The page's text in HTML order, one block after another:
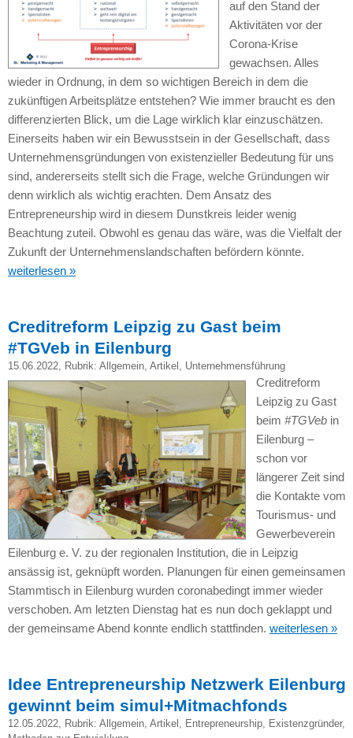
auf den Stand der
Aktivitäten vor der
Corona-Krise
gewachsen. Alles
wieder in Ordnung, in dem so wichtigen Bereich in dem die
zukünftigen Arbeitsplätze entstehen? Wie immer braucht es den
differenzierten Blick, um die Lage wirklich klar einzuschätzen.
Einerseits haben wir ein Bewusstsein in der Gesellschaft, dass
Unternehmensgründungen von existenzieller Bedeutung für uns
sind, andererseits stellt sich die Frage, welche Gründungen wir
denn wirklich als wichtig erachten. Dem Ansatz des
Entrepreneurship wird in diesem Dunstkreis leider wenig
Beachtung zuteil. Obwohl es genau das wäre, was die Vielfalt der
Zukunft der Unternehmenslandschaften befördern könnte.
weiterlesen »
Creditreform Leipzig zu Gast beim
#TGVeb in Eilenburg
15.06.2022, Rubrik: Allgemein, Artikel Unternehmensführung
Creditreform
Leipzig zu Gast
beim #TGVebin
Eilenburg –
schon vor
längerer Zeit sind
die Kontakte vom
Tourismus- und
Gewerbeverein
Eilenburg e. V. zu der regionalen Institution, die in Leipzig
ansässig ist, geknüpft worden. Planungen für einen gemeinsamen
Stammtisch in Eilenburg wurden coronabedingt immer wieder
verschoben. Am letzten Dienstag hat es nun doch geklappt und
der gemeinsame Abend konnte endlich stattfinden. weiterlesen »
Idee Entrepreneurship Netzwerk Eilenburg
gewinnt beim simul+Mitmachfonds
12.05.2022, Rubrik: Allgemein, Artikel Entrepreneurship, Existenzgründer,